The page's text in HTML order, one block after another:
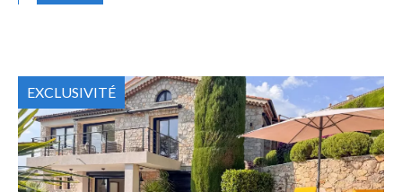
EXCLUSIVITÉ